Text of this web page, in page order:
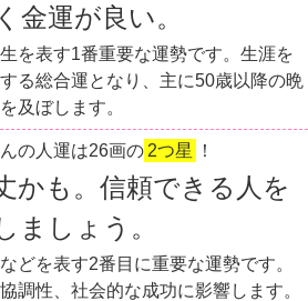
金運が良い。
を表す1番重要な運勢です。生涯を
る総合運となり、主に50歳以降の晩
及ぼします。
の人運は26画の 2つ星 ！
かも。信頼できる人を
ましょう。
どを表す2番目に重要な運勢です。
調性、社会的な成功に影響します。